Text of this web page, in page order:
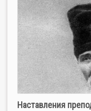
Наставления